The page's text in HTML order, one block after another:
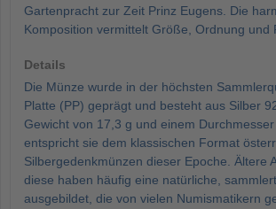
Gartenpracht zur Zeit Prinz Eugens. Die
Komposition vermittelt Größe, Ordnung und
Details
Die Münze wurde in der höchsten
Platte (PP) geprägt und besteht aus Silber
Gewicht von 17,3 g und einem
entspricht sie dem klassischen Format
Silbergedenkmünzen dieser Epoche. Ältere
diese haben häufig eine natürliche,
ausgebildet, die von vielen Numismatikern